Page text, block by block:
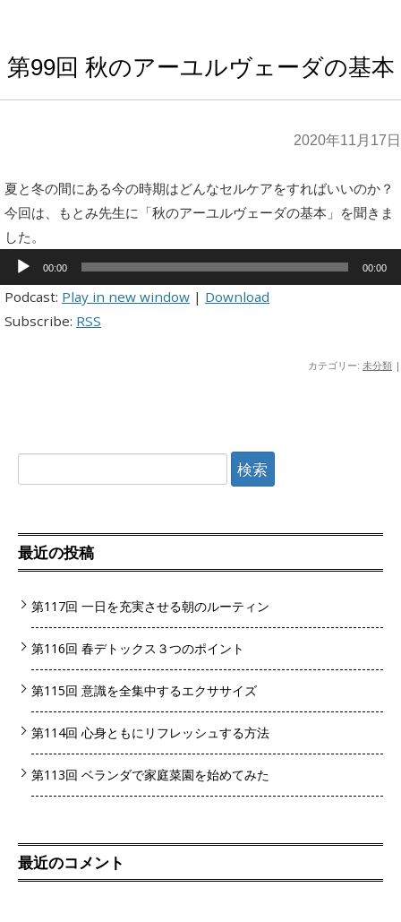
第99回 秋のアーユルヴェーダの基本
2020年11月17日
夏と冬の間にある今の時期はどんなセルケアをすればいいのか？
今回は、もとみ先生に「秋のアーユルヴェーダの基本」を聞きま
した。
音
プ
レ
ヤ
00:00 00:00
Podcast: Play in new window | Download
Subscribe: RSS
カテゴリー: 未分類 |
最近の投稿
第117回 一日を充実させる朝のルーティン
第116回 春デトックス３つのポイント
第115回 意識を全集中するエクササイズ
第114回 心身ともにリフレッシュする方法
第113回 ベランダで家庭菜園を始めてみた
最近のコメント